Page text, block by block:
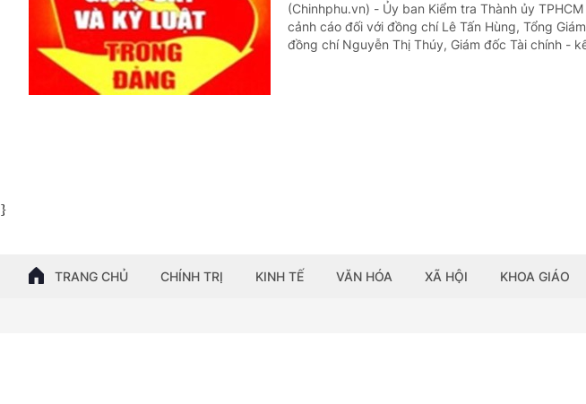
(Chinhphu.vn) - Ủy ban Kiểm tra Thành ủy
cảnh cáo đối với đồng chí Lê Tấn Hùng, Tổng
đồng chí Nguyễn Thị Thúy, Giám đốc Tài chính -
}
TRANG CHỦ CHÍNH TRỊ KINH TẾ VĂN HÓA XÃ HỘI KHOA GIÁO